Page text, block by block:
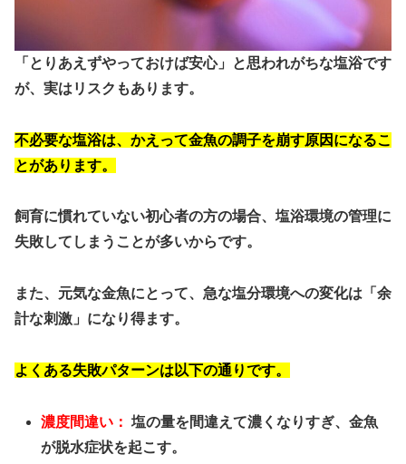
「とりあえずやっておけば安心」と思われがちな塩浴です
が、実はリスクもあります。
不必要な塩浴は、かえって金魚の調子を崩す原因になるこ
とがあります。
飼育に慣れていない初心者の方の場合、塩浴環境の管理に
失敗してしまうことが多いからです。
また、元気な金魚にとって、急な塩分環境への変化は「余
計な刺激」になり得ます。
よくある失敗パターンは以下の通りです。
濃度間違い： 塩の量を間違えて濃くなりすぎ、金魚
が脱水症状を起こす。